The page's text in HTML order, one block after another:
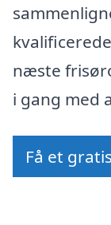
næste
i gang med
Få et